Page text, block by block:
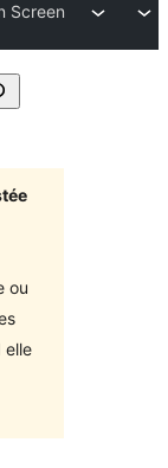
Screen
ou
elle